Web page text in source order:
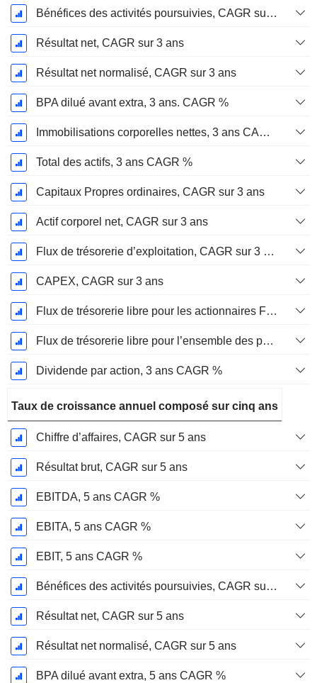
Bénéfices des activités poursuivies, CAGR sur 3 ans
Résultat net, CAGR sur 3 ans
Résultat net normalisé, CAGR sur 3 ans
BPA dilué avant extra, 3 ans. CAGR %
Immobilisations corporelles nettes, 3 ans CAGR %
Total des actifs, 3 ans CAGR %
Capitaux Propres ordinaires, CAGR sur 3 ans
Actif corporel net, CAGR sur 3 ans
Flux de trésorerie d’exploitation, CAGR sur 3 ans
CAPEX, CAGR sur 3 ans
Flux de trésorerie libre pour les actionnaires FCFE, CAGR sur 3 ans
Flux de trésorerie libre pour l’ensemble des pourvoyeurs de fonds (créanciers et actionnaires) FCFF, CAGR sur 3 ans
Dividende par action, 3 ans CAGR %
Taux de croissance annuel composé sur cinq ans
Chiffre d’affaires, CAGR sur 5 ans
Résultat brut, CAGR sur 5 ans
EBITDA, 5 ans CAGR %
EBITA, 5 ans CAGR %
EBIT, 5 ans CAGR %
Bénéfices des activités poursuivies, CAGR sur 5 ans
Résultat net, CAGR sur 5 ans
Résultat net normalisé, CAGR sur 5 ans
BPA dilué avant extra, 5 ans CAGR %